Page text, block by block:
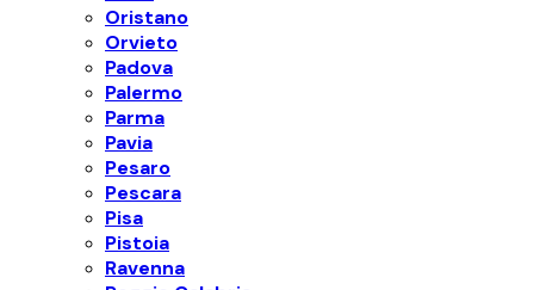
Oristano
Orvieto
Padova
Palermo
Parma
Pavia
Pesaro
Pescara
Pisa
Pistoia
Ravenna